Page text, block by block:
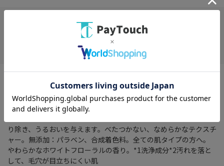
在庫がありません
ス肌*2を目指すための第一歩。しっかり落とし、うるおい補給し
て、毛穴の目立ちにくい肌へ。マイクロ炭配合。絹のようになめ
らかに肌になじみ、毛穴の奥深くまで洗浄。毛穴の黒ずみの原因
り除き、うるおいを与えます。べたつかない、なめらかなテクスチ
ャー。無添加：パラベン、合成着色料。全ての肌タイプの方へ。
やわらかなホワイトフローラルの香り。*1洗浄成分*2汚れを落と
して、毛穴が目立ちにくい肌